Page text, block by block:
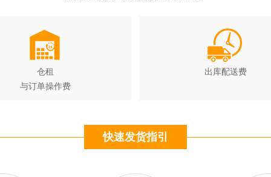
仓租
与订单操作费
出库配送费
快速发货指引